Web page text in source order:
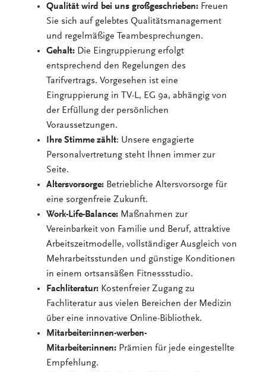
Qualität wird bei uns großgeschrieben: Freuen
Sie sich auf gelebtes Qualitätsmanagement
und regelmäßige Teambesprechungen.
Gehalt: Die Eingruppierung erfolgt
entsprechend den Regelungen des
Tarifvertrags. Vorgesehen ist eine
Eingruppierung in TV-L, EG 9a, abhängig von
der Erfüllung der persönlichen
Voraussetzungen.
Ihre Stimme zählt: Unsere engagierte
Personalvertretung steht Ihnen immer zur
Seite.
Altersvorsorge: Betriebliche Altersvorsorge für
eine sorgenfreie Zukunft.
Work-Life-Balance: Maßnahmen zur
Vereinbarkeit von Familie und Beruf, attraktive
Arbeitszeitmodelle, vollständiger Ausgleich von
Mehrarbeitsstunden und günstige Konditionen
in einem ortsansäßen Fitnessstudio.
Fachliteratur: Kostenfreier Zugang zu
Fachliteratur aus vielen Bereichen der Medizin
über eine innovative Online-Bibliothek.
Mitarbeiter:innen-werben-
Mitarbeiter:innen: Prämien für jede eingestellte
Empfehlung.